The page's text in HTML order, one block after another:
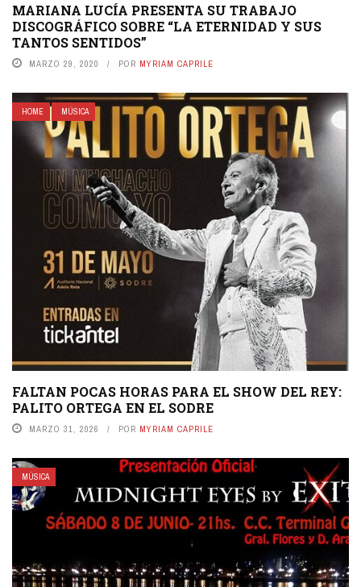
MARIANA LUCÍA PRESENTA SU TRABAJO
DISCOGRÁFICO SOBRE “LA ETERNIDAD Y SUS
TANTOS SENTIDOS”
MARZO 29, 2020 POR MYRIAM CAPRILE
HOME MÚSICA
FALTAN POCAS HORAS PARA EL SHOW DEL REY:
PALITO ORTEGA EN EL SODRE
MARZO 31, 2026 POR MYRIAM CAPRILE
MÚSICA